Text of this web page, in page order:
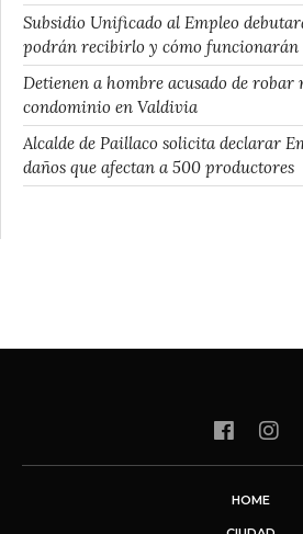
Subsidio Unificado al Empleo
podrán recibirlo y cómo funcionarán
Detienen a hombre acusado de robar
condominio en Valdivia
Alcalde de Paillaco solicita declarar
daños que afectan a 500 productores
HOME